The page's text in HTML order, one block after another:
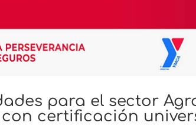
para el sector
certificación